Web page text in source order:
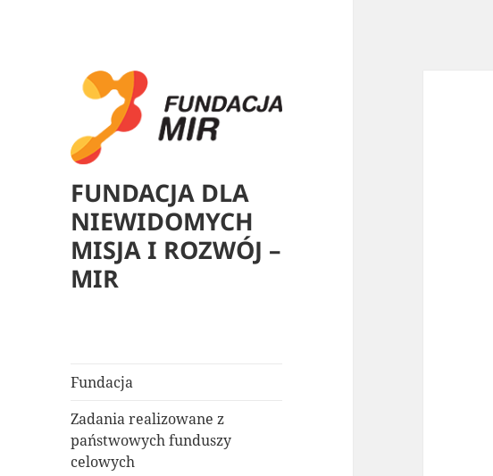
FUNDACJA DLA
NIEWIDOMYCH
MISJA I ROZWÓJ –
MIR
Fundacja
Zadania realizowane z
państwowych funduszy
celowych